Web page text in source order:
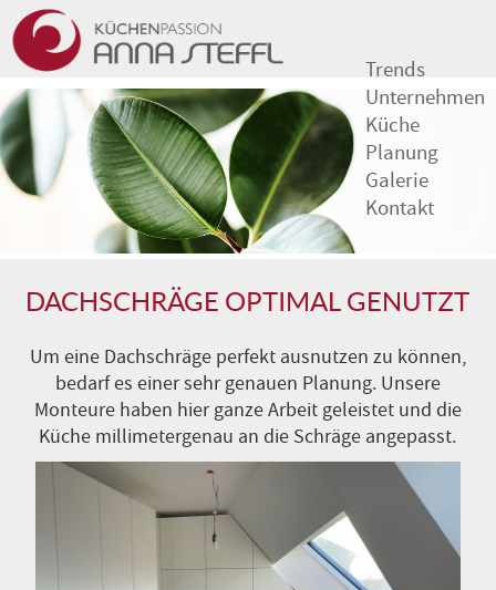
Trends
Unternehmen
Küche
Planung
Galerie
Kontakt
DACHSCHRÄGE OPTIMAL GENUTZT
Um eine Dachschräge perfekt ausnutzen zu können,
bedarf es einer sehr genauen Planung. Unsere
Monteure haben hier ganze Arbeit geleistet und die
Küche millimetergenau an die Schräge angepasst.